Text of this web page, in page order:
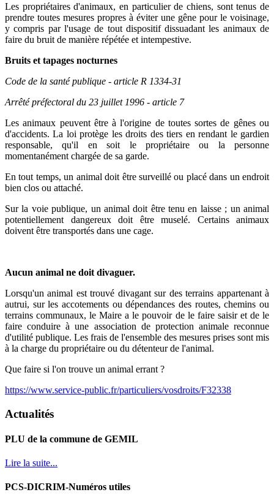
Les propriétaires d'animaux, en particulier de chiens, sont tenus de
prendre toutes mesures propres à éviter une gêne pour le voisinage,
y compris par l'usage de tout dispositif dissuadant les animaux de
faire du bruit de manière répétée et intempestive.
Bruits et tapages nocturnes
Code de la santé publique - article R 1334-31
Arrêté préfectoral du 23 juillet 1996 - article 7
Les animaux peuvent être à l'origine de toutes sortes de gênes ou
d'accidents. La loi protège les droits des tiers en rendant le gardien
responsable, qu'il en soit le propriétaire ou la personne
momentanément chargée de sa garde.
En tout temps, un animal doit être surveillé ou placé dans un endroit
bien clos ou attaché.
Sur la voie publique, un animal doit être tenu en laisse ; un animal
potentiellement dangereux doit être muselé. Certains animaux
doivent être transportés dans une cage.
Aucun animal ne doit divaguer.
Lorsqu'un animal est trouvé divagant sur des terrains appartenant à
autrui, sur les accotements ou dépendances des routes, chemins ou
terrains communaux, le Maire a le pouvoir de le faire saisir et de le
faire conduire à une association de protection animale reconnue
d'utilité publique. Les frais de l'ensemble des mesures prises sont mis
à la charge du propriétaire ou du détenteur de l'animal.
Que faire si l'on trouve un animal errant ?
https://www.service-public.fr/particuliers/vosdroits/F32338
Actualités
PLU de la commune de GEMIL
Lire la suite...
PCS-DICRIM-Numéros utiles